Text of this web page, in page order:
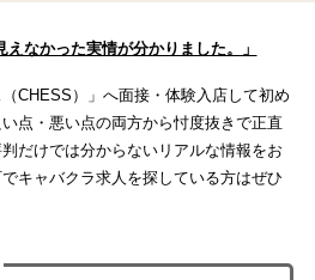
えなかった実情が分かりました。」
CHESS）」へ面接・体験入店して初め
点・悪い点の両方から忖度抜きで正直
だけでは分からないリアルな情報をお
キャバクラ求人を探している方はぜひ